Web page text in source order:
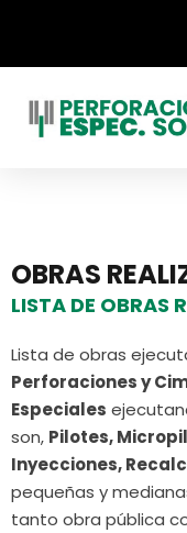
OBRAS
LISTA DE OBRAS
Lista de obras
Perforaciones y
Especiales
son, Pilotes,
Inyecciones,
pequeñas y
tanto obra pública